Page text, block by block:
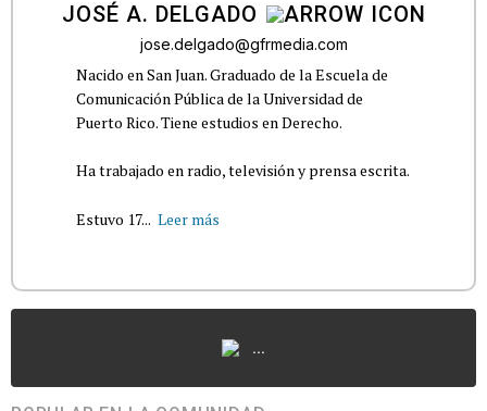
JOSÉ A. DELGADO
jose.delgado@gfrmedia.com
Nacido en San Juan. Graduado de la Escuela de
Comunicación Pública de la Universidad de
Puerto Rico. Tiene estudios en Derecho.
Ha trabajado en radio, televisión y prensa escrita.
Estuvo 17... Leer más
...